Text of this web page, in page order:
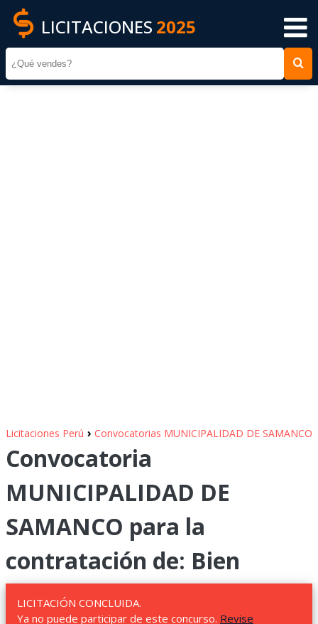
LICITACIONES 2025
Licitaciones Perú › Convocatorias MUNICIPALIDAD DE SAMANCO
Convocatoria
MUNICIPALIDAD DE
SAMANCO para la
contratación de: Bien
LICITACIÓN CONCLUIDA.
Ya no puede participar de este concurso. Revise